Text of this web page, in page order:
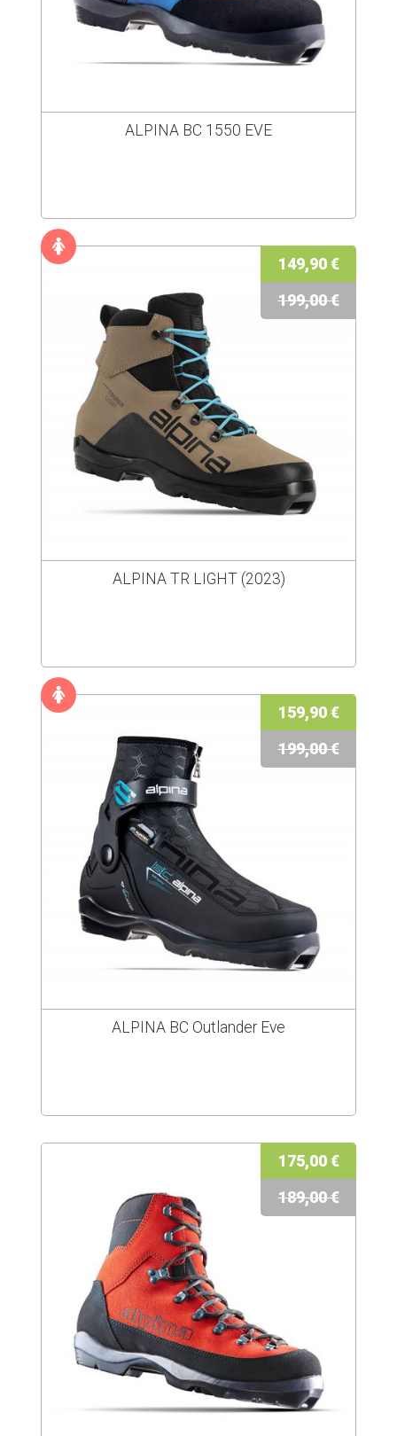
ALPINA BC 1550 EVE
149,90 €
199,00 €
ALPINA TR LIGHT (2023)
159,90 €
199,00 €
ALPINA BC Outlander Eve
175,00 €
189,00 €